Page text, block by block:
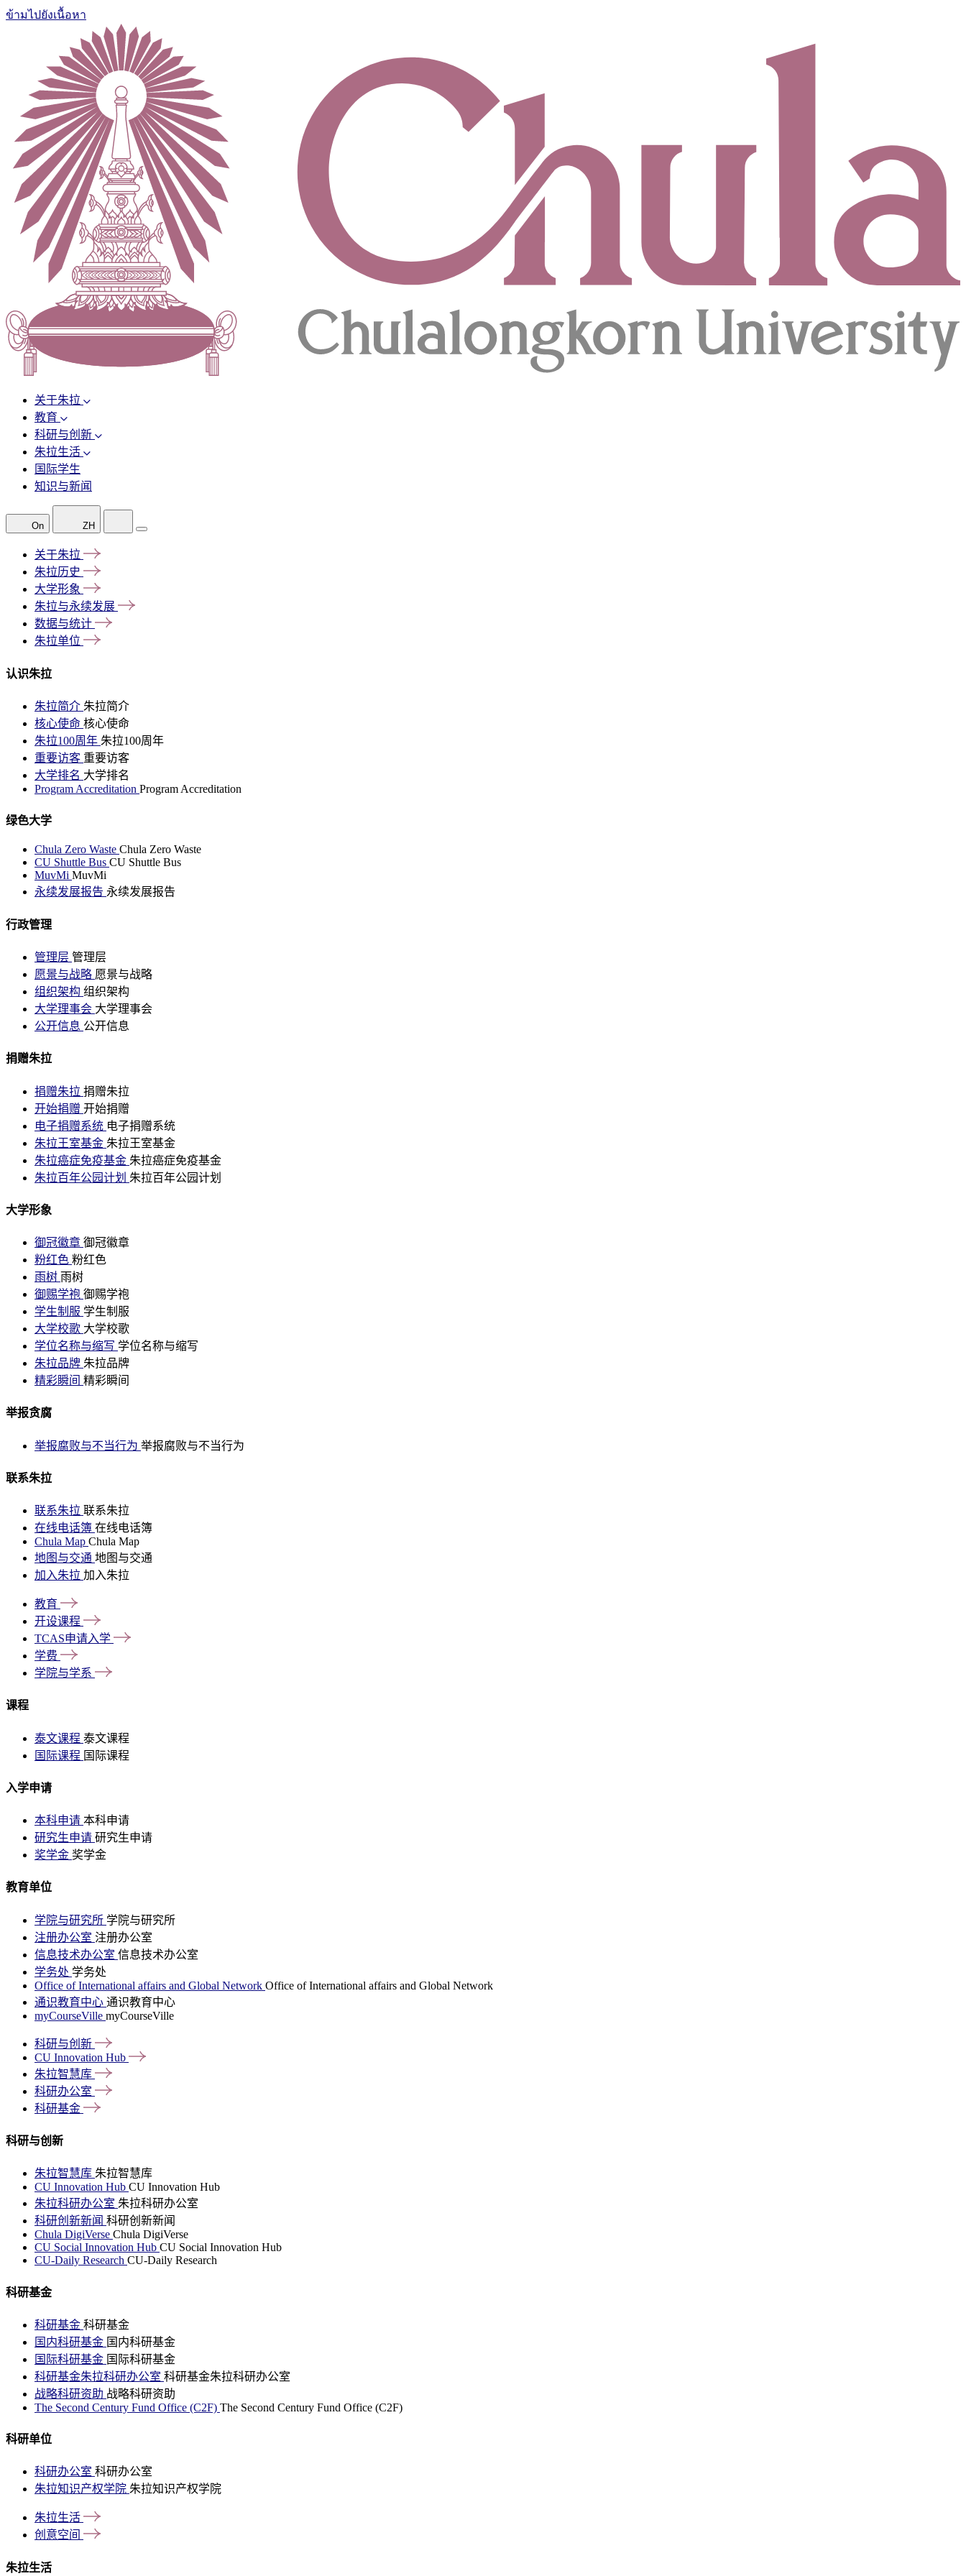
ข้ามไปยังเนื้อหา
关于朱拉
教育
科研与创新
朱拉生活
国际学生
知识与新闻
On ZH
关于朱拉
朱拉历史
大学形象
朱拉与永续发展
数据与统计
朱拉单位
认识朱拉
朱拉简介 朱拉简介
核心使命 核心使命
朱拉100周年 朱拉100周年
重要访客 重要访客
大学排名 大学排名
Program Accreditation Program Accreditation
绿色大学
Chula Zero Waste Chula Zero Waste
CU Shuttle Bus CU Shuttle Bus
MuvMi MuvMi
永续发展报告 永续发展报告
行政管理
管理层 管理层
愿景与战略 愿景与战略
组织架构 组织架构
大学理事会 大学理事会
公开信息 公开信息
捐赠朱拉
捐赠朱拉 捐赠朱拉
开始捐赠 开始捐赠
电子捐赠系统 电子捐赠系统
朱拉王室基金 朱拉王室基金
朱拉癌症免疫基金 朱拉癌症免疫基金
朱拉百年公园计划 朱拉百年公园计划
大学形象
御冠徽章 御冠徽章
粉红色 粉红色
雨树 雨树
御赐学袍 御赐学袍
学生制服 学生制服
大学校歌 大学校歌
学位名称与缩写 学位名称与缩写
朱拉品牌 朱拉品牌
精彩瞬间 精彩瞬间
举报贪腐
举报腐败与不当行为 举报腐败与不当行为
联系朱拉
联系朱拉 联系朱拉
在线电话簿 在线电话簿
Chula Map Chula Map
地图与交通 地图与交通
加入朱拉 加入朱拉
教育
开设课程
TCAS申请入学
学费
学院与学系
课程
泰文课程 泰文课程
国际课程 国际课程
入学申请
本科申请 本科申请
研究生申请 研究生申请
奖学金 奖学金
教育单位
学院与研究所 学院与研究所
注册办公室 注册办公室
信息技术办公室 信息技术办公室
学务处 学务处
Office of International affairs and Global Network Office of International affairs and Global Network
通识教育中心 通识教育中心
myCourseVille myCourseVille
科研与创新
CU Innovation Hub
朱拉智慧库
科研办公室
科研基金
科研与创新
朱拉智慧库 朱拉智慧库
CU Innovation Hub CU Innovation Hub
朱拉科研办公室 朱拉科研办公室
科研创新新闻 科研创新新闻
Chula DigiVerse Chula DigiVerse
CU Social Innovation Hub CU Social Innovation Hub
CU-Daily Research CU-Daily Research
科研基金
科研基金 科研基金
国内科研基金 国内科研基金
国际科研基金 国际科研基金
科研基金朱拉科研办公室 科研基金朱拉科研办公室
战略科研资助 战略科研资助
The Second Century Fund Office (C2F) The Second Century Fund Office (C2F)
科研单位
科研办公室 科研办公室
朱拉知识产权学院 朱拉知识产权学院
朱拉生活
创意空间
朱拉生活